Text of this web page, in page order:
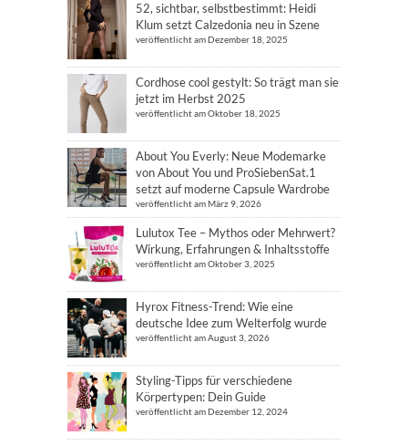
52, sichtbar, selbstbestimmt: Heidi
Klum setzt Calzedonia neu in Szene
veröffentlicht am Dezember 18, 2025
Cordhose cool gestylt: So trägt man sie
jetzt im Herbst 2025
veröffentlicht am Oktober 18, 2025
About You Everly: Neue Modemarke
von About You und ProSiebenSat.1
setzt auf moderne Capsule Wardrobe
veröffentlicht am März 9, 2026
Lulutox Tee – Mythos oder Mehrwert?
Wirkung, Erfahrungen & Inhaltsstoffe
veröffentlicht am Oktober 3, 2025
Hyrox Fitness-Trend: Wie eine
deutsche Idee zum Welterfolg wurde
veröffentlicht am August 3, 2026
Styling-Tipps für verschiedene
Körpertypen: Dein Guide
veröffentlicht am Dezember 12, 2024